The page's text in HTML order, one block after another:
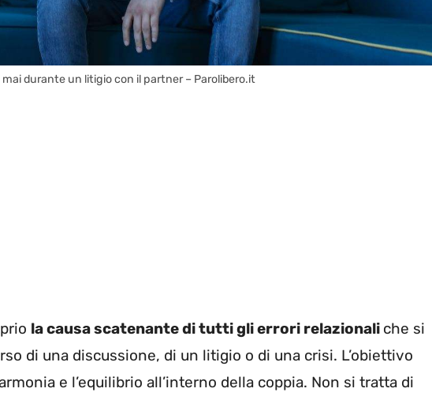
durante un litigio con il partner – Parolibero.it
la causa scatenante di tutti gli errori relazionali che si
di una discussione, di un litigio o di una crisi. L’obiettivo
e l’equilibrio all’interno della coppia. Non si tratta di